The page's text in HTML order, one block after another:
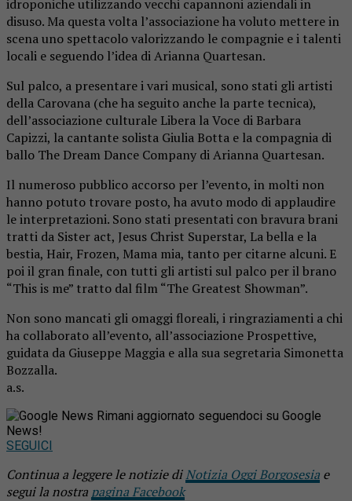
idroponiche utilizzando vecchi capannoni aziendali in
disuso. Ma questa volta l’associazione ha voluto mettere in
scena uno spettacolo valorizzando le compagnie e i talenti
locali e seguendo l’idea di Arianna Quartesan.
Sul palco, a presentare i vari musical, sono stati gli artisti
della Carovana (che ha seguito anche la parte tecnica),
dell’associazione culturale Libera la Voce di Barbara
Capizzi, la cantante solista Giulia Botta e la compagnia di
ballo The Dream Dance Company di Arianna Quartesan.
Il numeroso pubblico accorso per l’evento, in molti non
hanno potuto trovare posto, ha avuto modo di applaudire
le interpretazioni. Sono stati presentati con bravura brani
tratti da Sister act, Jesus Christ Superstar, La bella e la
bestia, Hair, Frozen, Mama mia, tanto per citarne alcuni. E
poi il gran finale, con tutti gli artisti sul palco per il brano
“This is me” tratto dal film “The Greatest Showman”.
Non sono mancati gli omaggi floreali, i ringraziamenti a chi
ha collaborato all’evento, all’associazione Prospettive,
guidata da Giuseppe Maggia e alla sua segretaria Simonetta
Bozzalla.
a.s.
Rimani aggiornato seguendoci su Google
News!
SEGUICI
Continua a leggere le notizie diNotizia Oggi Borgosesia e
segui la nostra pagina Facebook